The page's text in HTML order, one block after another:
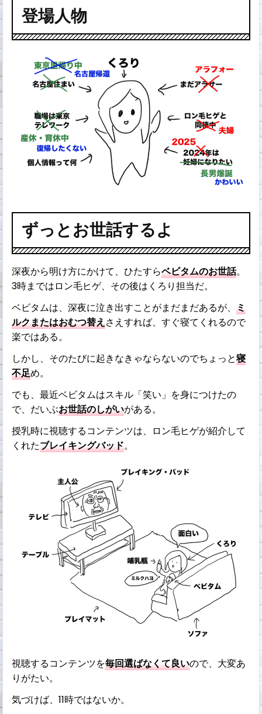
登場人物
ずっとお世話するよ
深夜から明け方にかけて、ひたすらベビタムのお世話。
3時まではロン毛ヒゲ、その後はくろり担当だ。
ベビタムは、深夜に泣き出すことがまだまだあるが、ミ
ルクまたはおむつ替えさえすれば、すぐ寝てくれるので
楽ではある。
しかし、そのたびに起きなきゃならないのでちょっと寝
不足め。
でも、最近ベビタムはスキル「笑い」を身につけたの
で、だいぶお世話のしがいがある。
授乳時に視聴するコンテンツは、ロン毛ヒゲが紹介して
くれたブレイキングバッド。
視聴するコンテンツを毎回選ばなくて良いので、大変あ
りがたい。
気づけば、11時ではないか。